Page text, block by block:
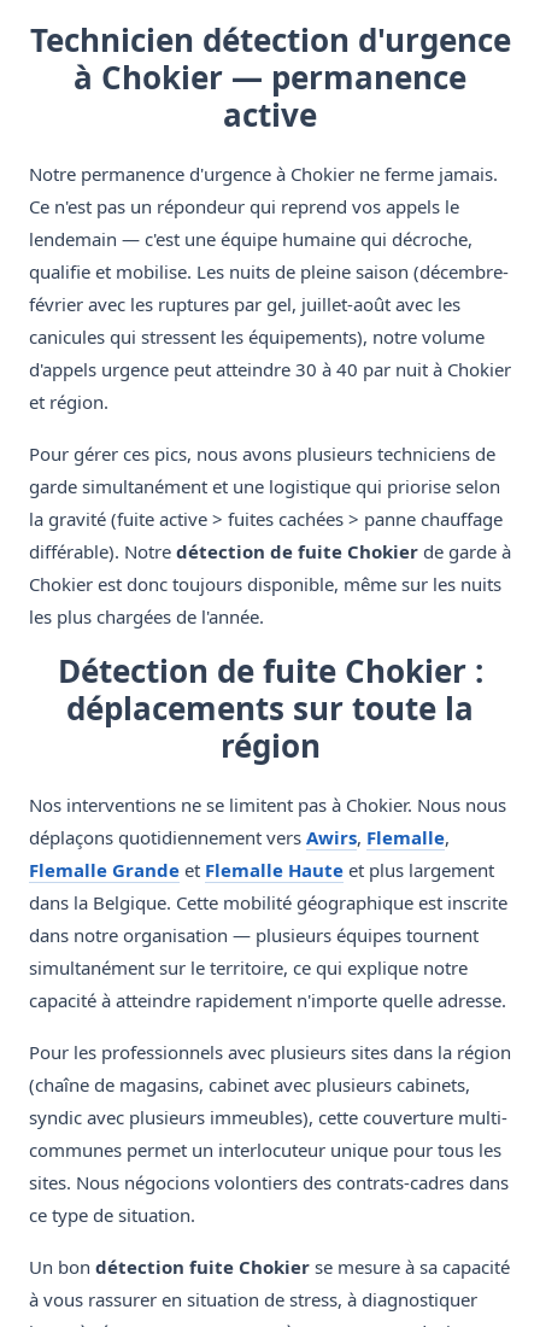
Technicien détection d'urgence
à Chokier — permanence
active
Notre permanence d'urgence à Chokier ne ferme jamais.
Ce n'est pas un répondeur qui reprend vos appels le
lendemain — c'est une équipe humaine qui décroche,
qualifie et mobilise. Les nuits de pleine saison (décembre-
février avec les ruptures par gel, juillet-août avec les
canicules qui stressent les équipements), notre volume
d'appels urgence peut atteindre 30 à 40 par nuit à Chokier
et région.
Pour gérer ces pics, nous avons plusieurs techniciens de
garde simultanément et une logistique qui priorise selon
la gravité (fuite active > fuites cachées > panne chauffage
différable). Notre détection de fuite Chokier de garde à
Chokier est donc toujours disponible, même sur les nuits
les plus chargées de l'année.
Détection de fuite Chokier :
déplacements sur toute la
région
Nos interventions ne se limitent pas à Chokier. Nous nous
déplaçons quotidiennement vers Awirs, Flemalle,
Flemalle Grande et Flemalle Haute et plus largement
dans la Belgique. Cette mobilité géographique est inscrite
dans notre organisation — plusieurs équipes tournent
simultanément sur le territoire, ce qui explique notre
capacité à atteindre rapidement n'importe quelle adresse.
Pour les professionnels avec plusieurs sites dans la région
(chaîne de magasins, cabinet avec plusieurs cabinets,
syndic avec plusieurs immeubles), cette couverture multi-
communes permet un interlocuteur unique pour tous les
sites. Nous négocions volontiers des contrats-cadres dans
ce type de situation.
Un bon détection fuite Chokier se mesure à sa capacité
à vous rassurer en situation de stress, à diagnostiquer